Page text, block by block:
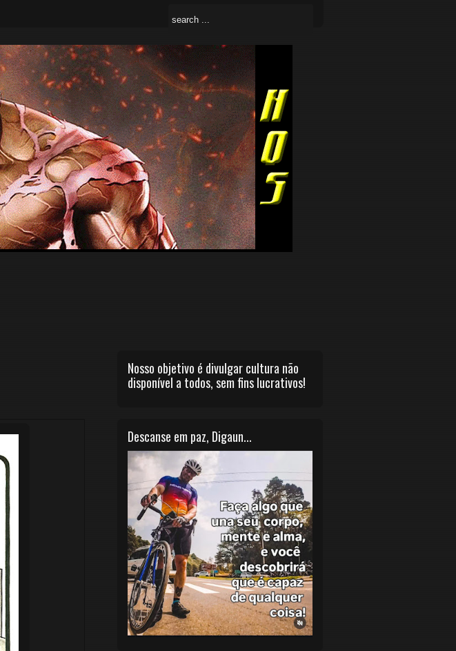
Nosso objetivo é divulgar cultura não
disponível a todos, sem fins lucrativos!
Descanse em paz, Digaun...